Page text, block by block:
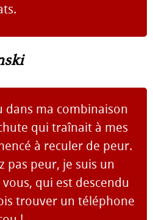
dans ma combinaison
qui traînait à mes
à reculer de peur.
pas peur, je suis un
qui est descendu
trouver un téléphone